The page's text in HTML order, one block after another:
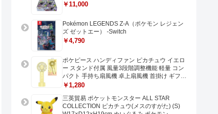
￥11,000
Pokémon LEGENDS Z-A（ポケモン レジェン
ズ ゼットエー） -Switch
￥4,790
ポケピース ハンディファン ピカチュウ イエロ
ー スタンド付属 風量3段階調整機能 軽量 コン
パクト 手持ち扇風機 卓上扇風機 首掛け ギフト
プレゼントに最適 USB充電 Type-C対応
￥1,280
三英貿易 ポケットモンスター ALL STAR
COLLECTION ピカチュウ(メスのすがた) (S)